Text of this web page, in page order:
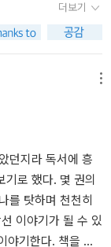
야 하지만 그 다
는 말한다. 그 질문
가장 큰 것을 배울
받기 위해 읽는 것
적인 독서법이라
지 않기 위해 읽기
에 적힌 글자를 허
세심한 주의를 기
책 읽는 여러 방법
동하다보니 함께 읽
점들은 이미 내가
1만 시간의 법칙)독
용이나 구절, 자신
그대로 옮겨 적는 것
아이들에게는
께 대화를 나누는
연과 세상 만물을
가슴으로 사람을
을 읽는 것이 생애
줍니다.” “느
감성이 깨어나
더보기
던지라 독서에 흥
기로 했다. 몇 권의
를 탓하며 천천히
이야기가 될 수 있
야기한다. 책을 읽